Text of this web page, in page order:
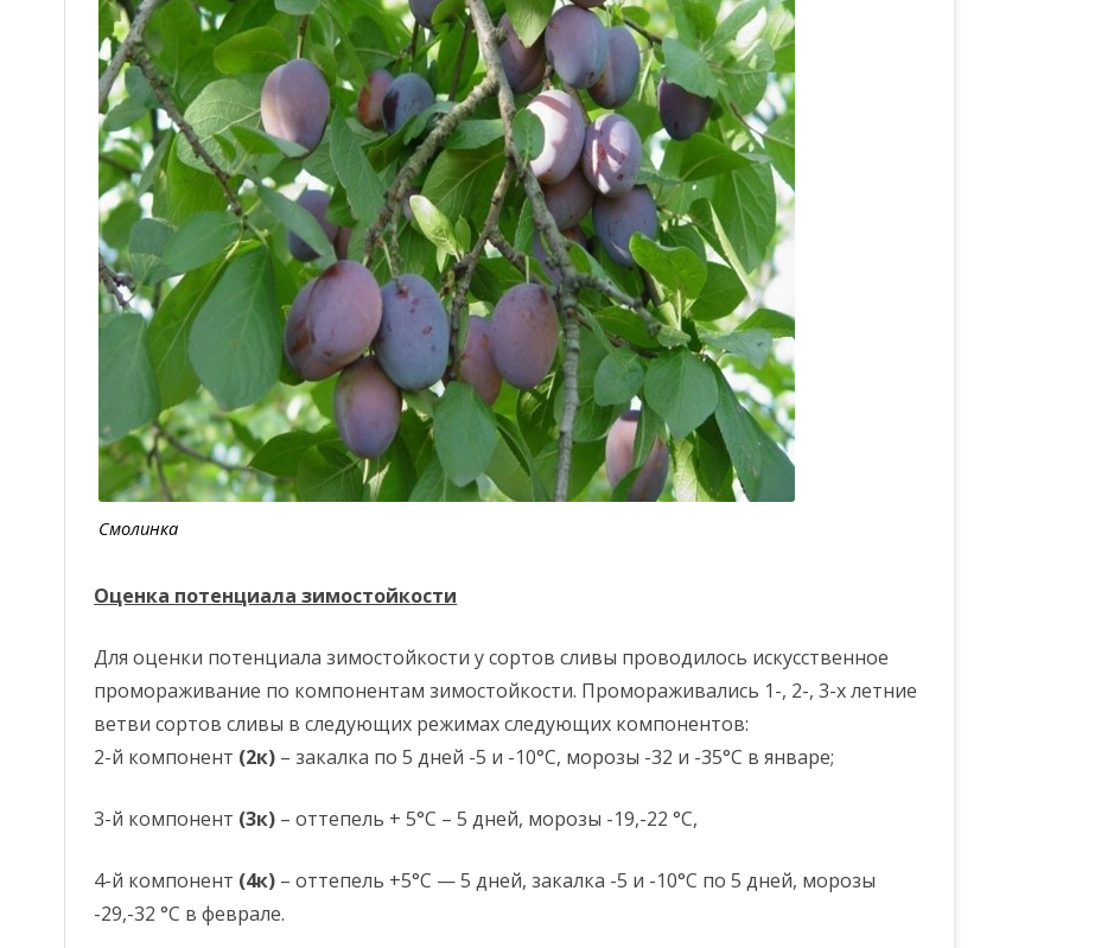
Смолинка
Оценка потенциала зимостойкости
Для оценки потенциала зимостойкости у сортов сливы проводилось искусственное
промораживание по компонентам зимостойкости. Промораживались 1-, 2-, 3-х летние
ветви сортов сливы в следующих режимах следующих компонентов:
2-й компонент (2к) – закалка по 5 дней -5 и -10°С, морозы -32 и -35°С в январе;
3-й компонент (3к) – оттепель + 5°С – 5 дней, морозы -19,-22 °С,
4-й компонент (4к) – оттепель +5°С — 5 дней, закалка -5 и -10°С по 5 дней, морозы
-29,-32 °С в феврале.